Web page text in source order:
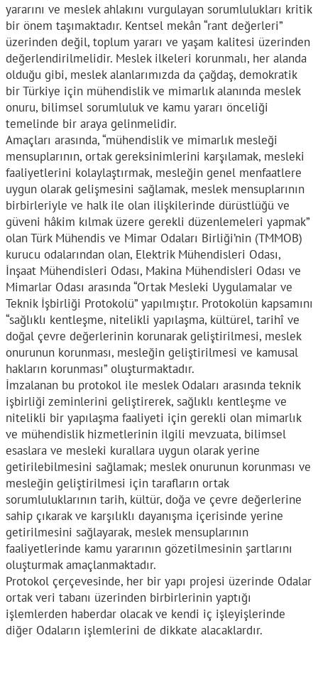
yararını ve meslek ahlakını vurgulayan sorumlulukları kritik
bir önem taşımaktadır. Kentsel mekân “rant değerleri”
üzerinden değil, toplum yararı ve yaşam kalitesi üzerinden
değerlendirilmelidir. Meslek ilkeleri korunmalı, her alanda
olduğu gibi, meslek alanlarımızda da çağdaş, demokratik
bir Türkiye için mühendislik ve mimarlık alanında meslek
onuru, bilimsel sorumluluk ve kamu yararı önceliği
temelinde bir araya gelinmelidir.
Amaçları arasında, “mühendislik ve mimarlık mesleği
mensuplarının, ortak gereksinimlerini karşılamak, mesleki
faaliyetlerini kolaylaştırmak, mesleğin genel menfaatlere
uygun olarak gelişmesini sağlamak, meslek mensuplarının
birbirleriyle ve halk ile olan ilişkilerinde dürüstlüğü ve
güveni hâkim kılmak üzere gerekli düzenlemeleri yapmak”
olan Türk Mühendis ve Mimar Odaları Birliği’nin (TMMOB)
kurucu odalarından olan, Elektrik Mühendisleri Odası,
İnşaat Mühendisleri Odası, Makina Mühendisleri Odası ve
Mimarlar Odası arasında “Ortak Mesleki Uygulamalar ve
Teknik İşbirliği Protokolü” yapılmıştır. Protokolün kapsamını
“sağlıklı kentleşme, nitelikli yapılaşma, kültürel, tarihî ve
doğal çevre değerlerinin korunarak geliştirilmesi, meslek
onurunun korunması, mesleğin geliştirilmesi ve kamusal
hakların korunması” oluşturmaktadır.
İmzalanan bu protokol ile meslek Odaları arasında teknik
işbirliği zeminlerini geliştirerek, sağlıklı kentleşme ve
nitelikli bir yapılaşma faaliyeti için gerekli olan mimarlık
ve mühendislik hizmetlerinin ilgili mevzuata, bilimsel
esaslara ve mesleki kurallara uygun olarak yerine
getirilebilmesini sağlamak; meslek onurunun korunması ve
mesleğin geliştirilmesi için tarafların ortak
sorumluluklarının tarih, kültür, doğa ve çevre değerlerine
sahip çıkarak ve karşılıklı dayanışma içerisinde yerine
getirilmesini sağlayarak, meslek mensuplarının
faaliyetlerinde kamu yararının gözetilmesinin şartlarını
oluşturmak amaçlanmaktadır.
Protokol çerçevesinde, her bir yapı projesi üzerinde Odalar
ortak veri tabanı üzerinden birbirlerinin yaptığı
işlemlerden haberdar olacak ve kendi iç işleyişlerinde
diğer Odaların işlemlerini de dikkate alacaklardır.